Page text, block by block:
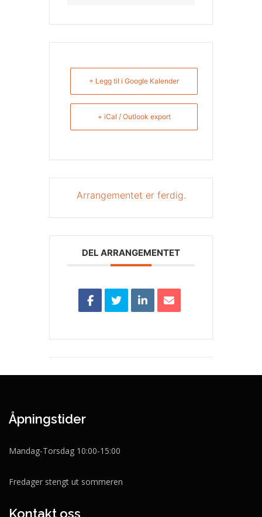
+ Legg til i Google Kalender
+ iCal / Outlook export
Arrangementet er ferdig.
DEL ARRANGEMENTET
Åpningstider
Mandag-Torsdag 10:00-15:00
Fredager stengt ut sommeren
Kontakt oss